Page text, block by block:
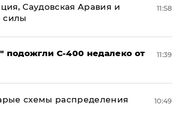
Саудовская Аравия и
силы
11:58
подожгли С-400 недалеко от
11:39
схемы распределения
10:49